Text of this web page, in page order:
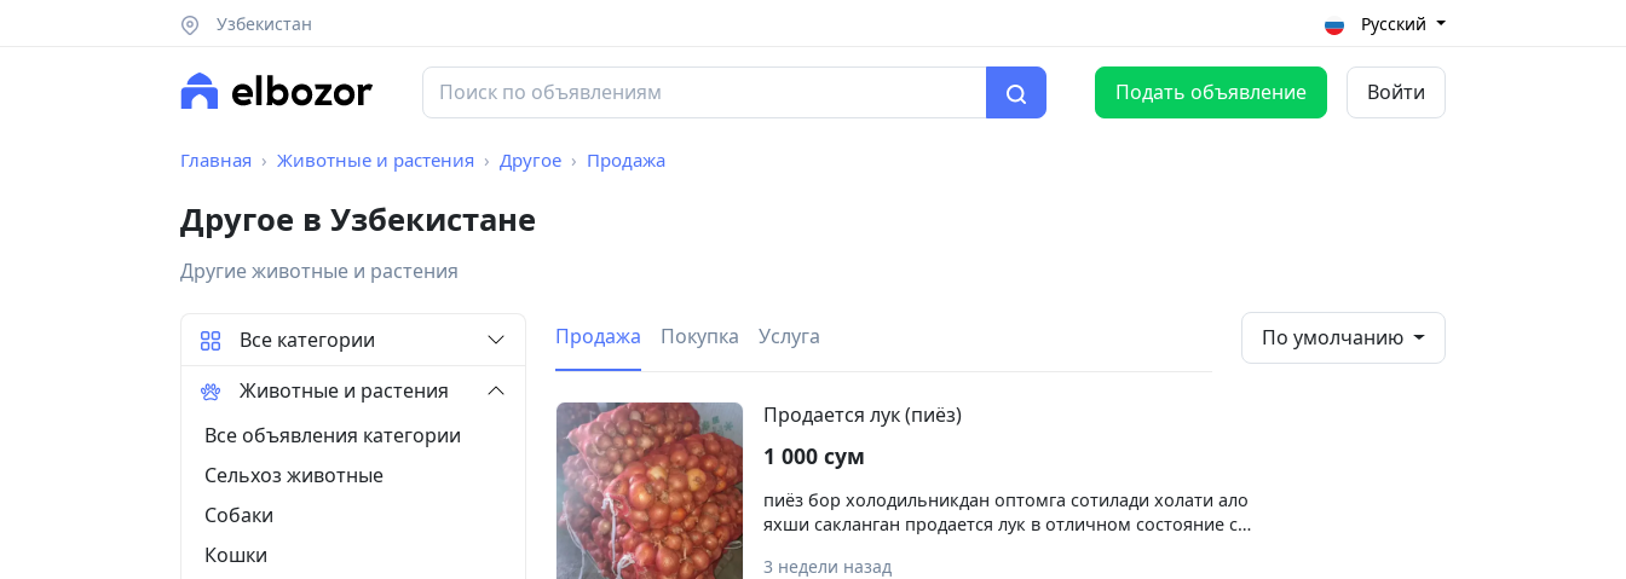
Узбекистан Русский
Подать объявление Войти
Главная Животные и растения Другое Продажа
Другое в Узбекистане
Другие животные и растения
Продажа Покупка Услуга По умолчанию
Продается лук (пиёз)
1 000 сум
пиёз бор холодильникдан оптомга сотилади холати ало
яхши сакланган продается лук в отличном состояние с
3 недели назад
Все категории
Животные и растения
Все объявления категории
Сельхоз животные
Собаки
Кошки